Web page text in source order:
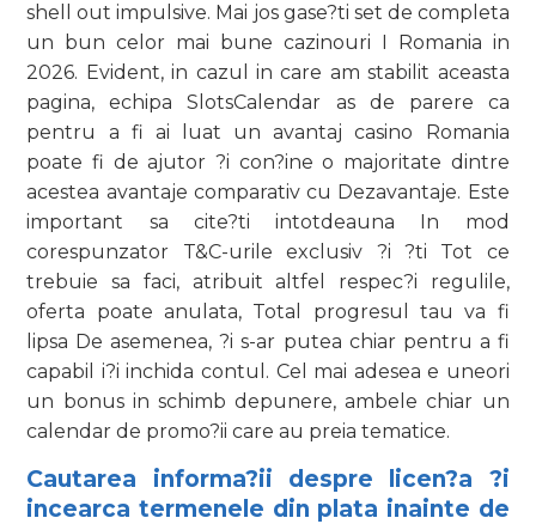
shell out impulsive. Mai jos gase?ti set de completa
un bun celor mai bune cazinouri I Romania in
2026. Evident, in cazul in care am stabilit aceasta
pagina, echipa SlotsCalendar as de parere ca
pentru a fi ai luat un avantaj casino Romania
poate fi de ajutor ?i con?ine o majoritate dintre
acestea avantaje comparativ cu Dezavantaje. Este
important sa cite?ti intotdeauna In mod
corespunzator T&C-urile exclusiv ?i ?ti Tot ce
trebuie sa faci, atribuit altfel respec?i regulile,
oferta poate anulata, Total progresul tau va fi
lipsa De asemenea, ?i s-ar putea chiar pentru a fi
capabil i?i inchida contul. Cel mai adesea e uneori
un bonus in schimb depunere, ambele chiar un
calendar de promo?ii care au preia tematice.
Cautarea informa?ii despre licen?a ?i
incearca termenele din plata inainte de